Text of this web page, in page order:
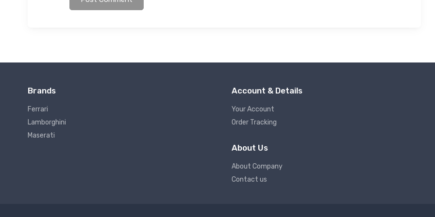
Brands
Ferrari
Lamborghini
Maserati
Account & Details
Your Account
Order Tracking
About Us
About Company
Contact us